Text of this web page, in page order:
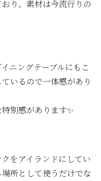
り、素材は今流行りの
ニングテーブルにもこ
いるので一体感があり
別感があります✨
をアイランドにしてい
所として使うだけでな